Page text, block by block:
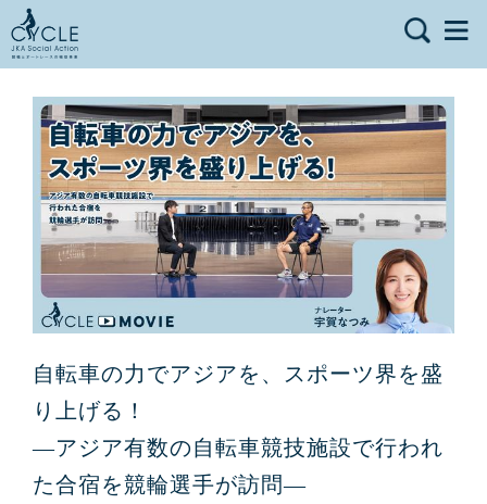
自転車の力でアジアを、スポーツ界を盛
り上げる！
―アジア有数の自転車競技施設で行われ
た合宿を競輪選手が訪問―